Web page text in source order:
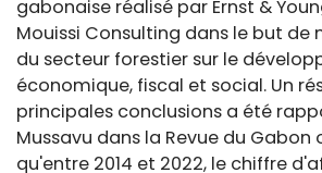
gabonaise réalisé par Ernst &
Mouissi Consulting dans le but de
du secteur forestier sur le
économique, fiscal et social. Un
principales conclusions a été
Mussavu dans la Revue du Gabon
qu'entre 2014 et 2022, le chiffre